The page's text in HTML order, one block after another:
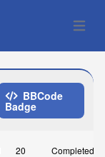
Open
BBCode
Badge
20
Completed